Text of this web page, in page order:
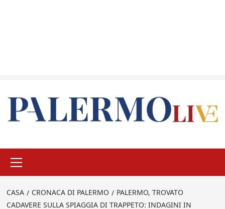
principale
CASA CRONACA DI PALERMO
PALERMO, TROVATO
CADAVERE SULLA SPIAGGIA DI TRAPPETO: INDAGINI IN